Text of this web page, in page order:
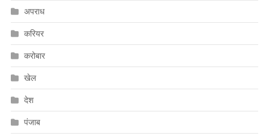
अपराध
करियर
करोबार
खेल
देश
पंजाब